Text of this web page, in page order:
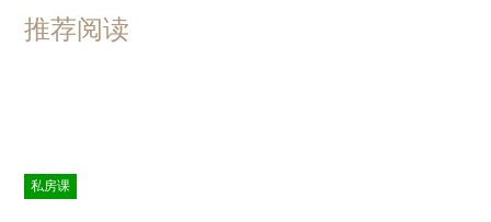
推荐阅读
私房课